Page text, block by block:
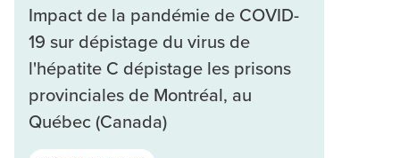
Impact de la pandémie de COVID-
19 sur dépistage du virus de
l'hépatite C dépistage les prisons
provinciales de Montréal, au
Québec (Canada)